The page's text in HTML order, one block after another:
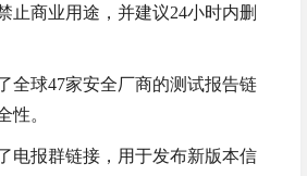
止商业用途，并建议24小时内删
全球47家安全厂商的测试报告链
性。
电报群链接，用于发布新版本信